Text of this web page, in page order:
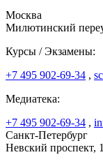
Москва
Милютинский
Курсы / Экзамены:
+7 495 902-69-34 ,
Медиатека:
+7 495 902-69-34 ,
Санкт-Петербург
Невский проспект,